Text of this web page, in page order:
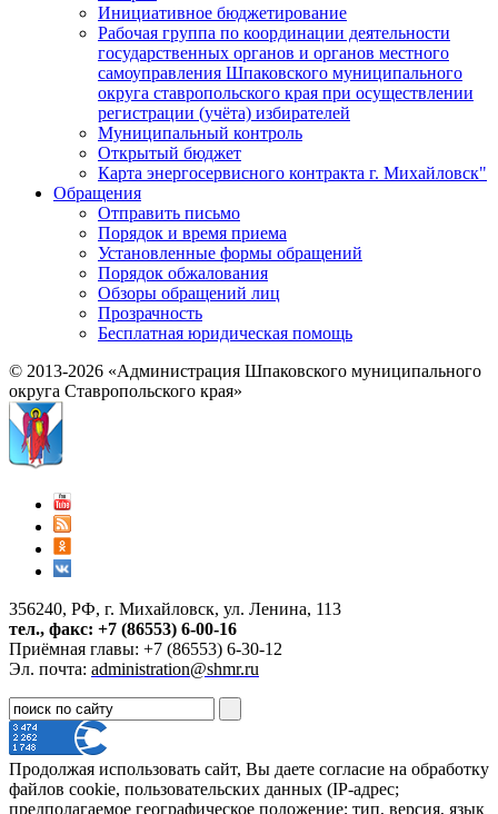
Инициативное бюджетирование
Рабочая группа по координации деятельности
государственных органов и органов местного
самоуправления Шпаковского муниципального
округа ставропольского края при осуществлении
регистрации (учёта) избирателей
Муниципальный контроль
Открытый бюджет
Карта энергосервисного контракта г. Михайловск"
Обращения
Отправить письмо
Порядок и время приема
Установленные формы обращений
Порядок обжалования
Обзоры обращений лиц
Прозрачность
Бесплатная юридическая помощь
© 2013-2026 «Администрация Шпаковского муниципального
округа Ставропольского края»
356240, РФ, г. Михайловск, ул. Ленина, 113
тел., факс: +7 (86553) 6-00-16
Приёмная главы: +7 (86553) 6-30-12
Эл. почта: administration@shmr.ru
Продолжая использовать сайт, Вы даете согласие на обработку
файлов cookie, пользовательских данных (IP-адрес;
предполагаемое географическое положение; тип, версия, язык